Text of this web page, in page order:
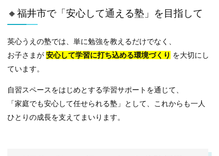
🔸福井市で「安心して通える塾」を目指して
英心うえの塾では、単に勉強を教えるだけでなく、
お子さまが 安心して学習に打ち込める環境づくり を大切にし
ています。
自習スペースをはじめとする学習サポートを通じて、
「家庭でも安心して任せられる塾」として、これからも一人
ひとりの成長を支えてまいります。